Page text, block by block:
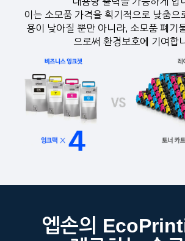
이는 소모품 가격을 획기적으로 낮춤으
용이 낮아질 뿐만 아니라, 소모품 폐기
으로써 환경보호에 기여합
엡손의